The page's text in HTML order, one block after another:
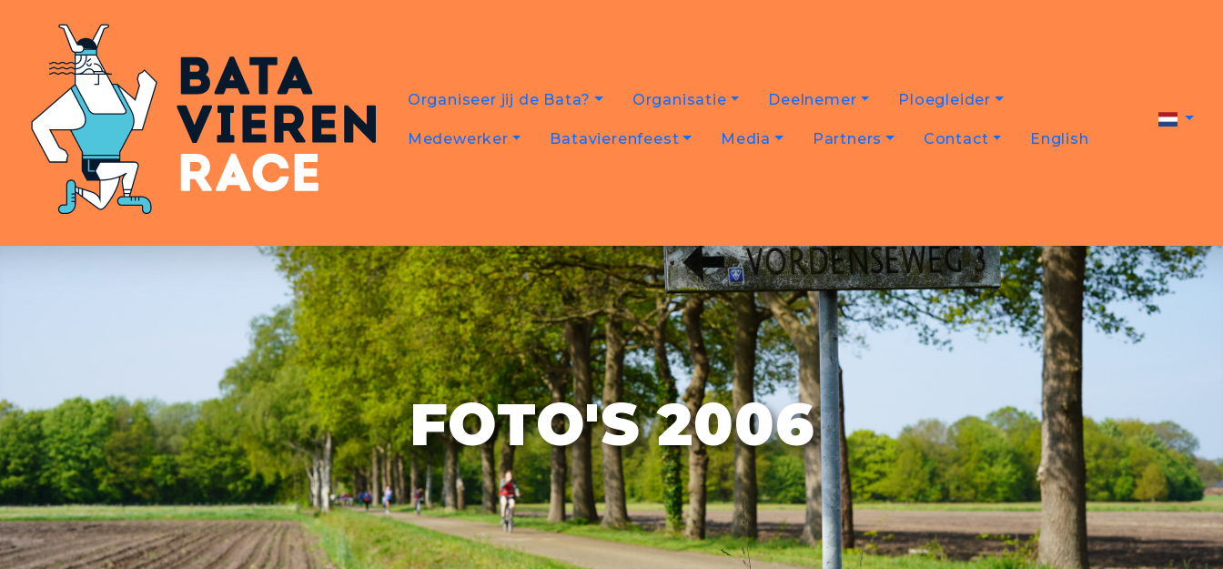
Organiseer jij de Bata? Organisatie Deelnemer Ploegleider
Medewerker Batavierenfeest Media Partners Contact English
FOTO'S 2006